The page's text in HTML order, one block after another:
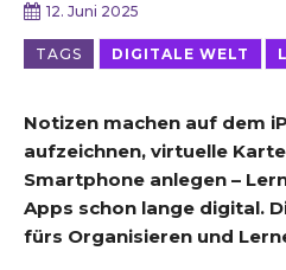
12. Juni 2025
TAGS DIGITALE WELT
Notizen machen auf dem
aufzeichnen, virtuelle
Smartphone anlegen –
Apps schon lange digital.
fürs Organisieren und